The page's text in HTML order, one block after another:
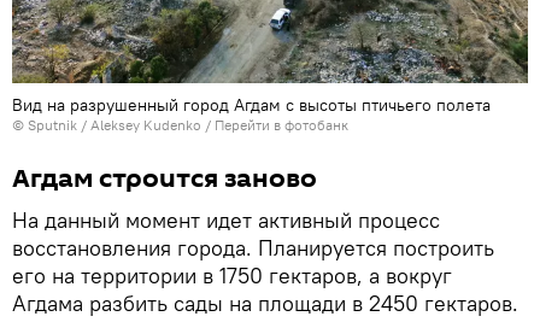
Вид на разрушенный город Агдам с высоты птичьего полета
© Sputnik / Aleksey Kudenko / Перейти в фотобанк
Агдам строится заново
На данный момент идет активный процесс
восстановления города. Планируется построить
его на территории в 1750 гектаров, а вокруг
Агдама разбить сады на площади в 2450 гектаров.